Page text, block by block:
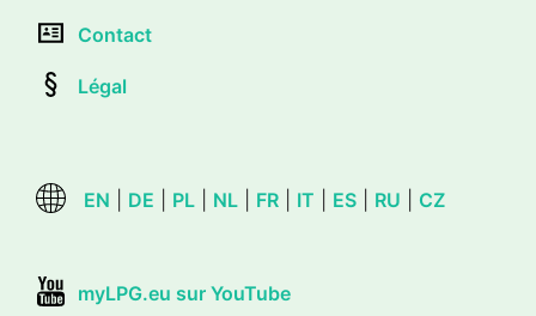
Contact
Légal
EN DE PL NL FR IT ES RU CZ
myLPG.eu sur YouTube